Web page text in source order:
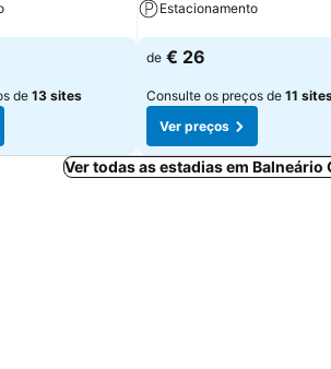
de13 sites
Estacionamento
Ver preços
de € 26
Consulte os preços de 11
Ver preços
Ver todas as estadias em Balneário